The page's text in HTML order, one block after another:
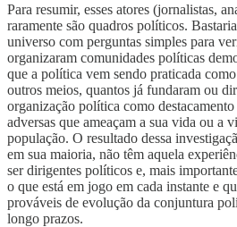
Para resumir, esses atores (jornalistas,
raramente são quadros políticos.
universo com perguntas simples para
organizaram comunidades políticas
que a política vem sendo praticada
outros meios, quantos já fundaram ou
organização política como
adversas que ameaçam a sua vida ou a
população. O resultado dessa
em sua maioria, não têm aquela
ser dirigentes políticos e, mais
o que está em jogo em cada instante e
prováveis de evolução da conjuntura
longo prazos.